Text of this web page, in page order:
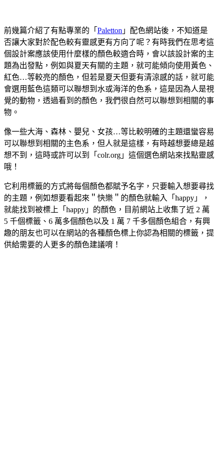
前幾篇介紹了有點專業的「 Paletton 」配色網站後，不知道是
否讓大家對於配色較有靈感更有方向了呢？有時我們在思考這
個設計案應該使用什麼樣的顏色較適合時，會以該設計案的主
題為出發點，例如與夏天有關的主題，就可能傾向使用黃色、
紅色…等較亮的顏色，但若是夏天但要有清涼感的話，就可能
會選用藍色這類可以聯想到水或海洋的色系，這是因為人是視
覺的動物，透過看到的顏色，我們很自然可以聯想到相關的事
物。
像一些大海、森林、嬰兒、女孩…等比較明確的主題還蠻容易
可以聯想到相關的主色系，但人就是這樣，有時越想要總是越
想不到，這時或許可以到「colr.org」這個選色網站來找點靈感
哦！
它利用標籤的方式將每個顏色都賦予名字，只要輸入想要尋找
的主題，例如想要看起來＂快樂＂的顏色就輸入「happy」，
就能找到被標上「happy」的顏色，目前網站上收集了近 2 萬
5 千個標籤、6 萬多個顏色以及 1 萬 7 千多個顏色組合，有興
趣的朋友也可以在網站的各種顏色標上你認為相關的標籤，提
供給需要的人更多的顏色建議唷！